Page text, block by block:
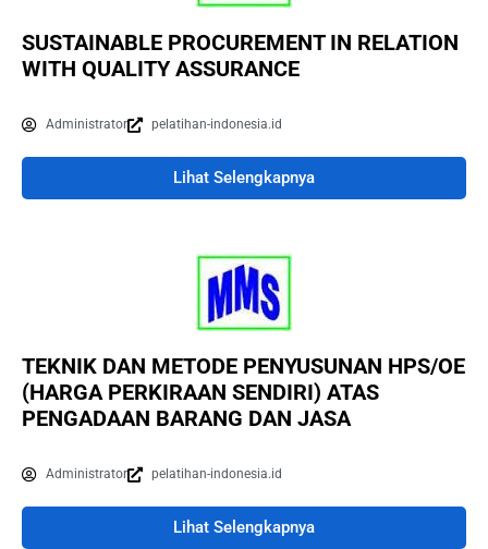
SUSTAINABLE PROCUREMENT IN RELATION
WITH QUALITY ASSURANCE
Administrator pelatihan-indonesia.id
Lihat Selengkapnya
TEKNIK DAN METODE PENYUSUNAN HPS/OE
(HARGA PERKIRAAN SENDIRI) ATAS
PENGADAAN BARANG DAN JASA
Administrator pelatihan-indonesia.id
Lihat Selengkapnya